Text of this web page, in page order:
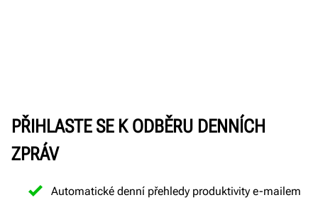
PŘIHLASTE SE K ODBĚRU DENNÍCH
ZPRÁV
Automatické denní přehledy produktivity e-mailem